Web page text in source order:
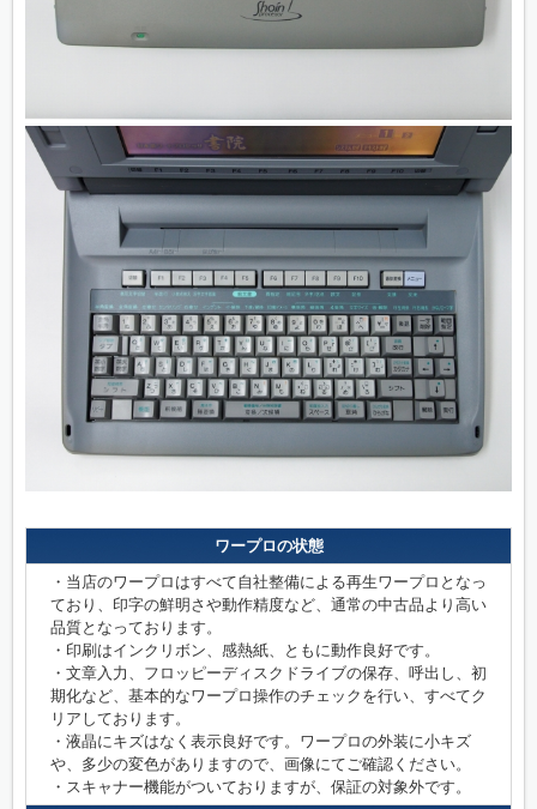
ワープロの状態
・当店のワープロはすべて自社整備による再生ワープロとなっ
ており、印字の鮮明さや動作精度など、通常の中古品より高い
品質となっております。
・印刷はインクリボン、感熱紙、ともに動作良好です。
・文章入力、フロッピーディスクドライブの保存、呼出し、初
期化など、基本的なワープロ操作のチェックを行い、すべてク
リアしております。
・液晶にキズはなく表示良好です。ワープロの外装に小キズ
や、多少の変色がありますので、画像にてご確認ください。
・スキャナー機能がついておりますが、保証の対象外です。